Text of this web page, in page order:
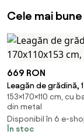
Cele mai
669 RON
Leagăn de grădină,
cm, Negru
153×170×110 cm, cu
din metal
Disponibil în 6 e-
În stoc